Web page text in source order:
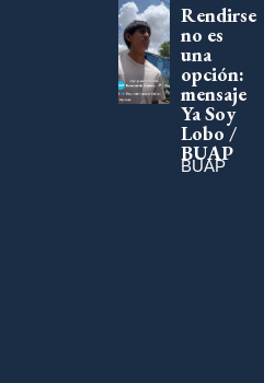
Rendirse
no es
una
opción:
mensaje
Ya Soy
Lobo /
BUAP
BUAP